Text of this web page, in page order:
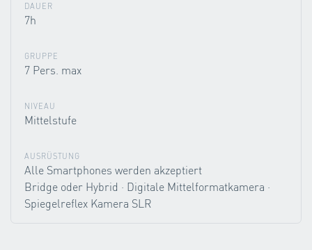
DAUER
7h
GRUPPE
7 Pers. max
NIVEAU
Mittelstufe
AUSRÜSTUNG
Alle Smartphones werden akzeptiert
Bridge oder Hybrid · Digitale Mittelformatkamera ·
Spiegelreflex Kamera SLR